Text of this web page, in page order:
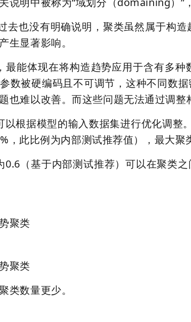
去也没有明确说明，聚类虽然属于构
生显著影响。
最能体现在将构造趋势应用于含有多
数被硬编码且不可调节，这种不同数
也难以改善。而这些问题无法通过调整
以根据模型的输入数据集进行优化调
，此比例为内部测试推荐值），最大
0.6（基于内部测试推荐）可以在聚类
聚类
聚类
数量更少。